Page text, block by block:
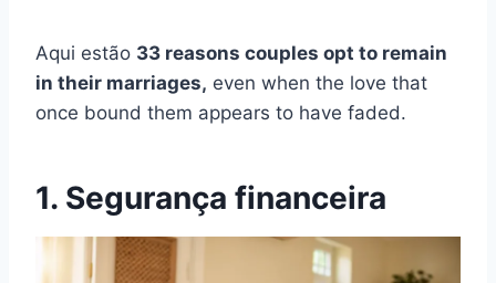
Aqui estão 33 reasons couples opt to remain
in their marriages, even when the love that
once bound them appears to have faded.
1. Segurança financeira